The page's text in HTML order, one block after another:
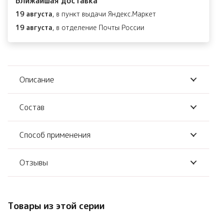
Cream
SPF
50+
19 августа, в пункт выдачи Яндекс.Маркет
19 августа, в отделение Почты России
Описание
Состав
Способ применения
Отзывы
Товары из этой серии